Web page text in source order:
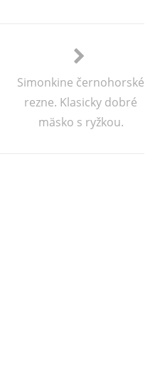
Simonkine černohorské
rezne. Klasicky dobré
mäsko s ryžkou.